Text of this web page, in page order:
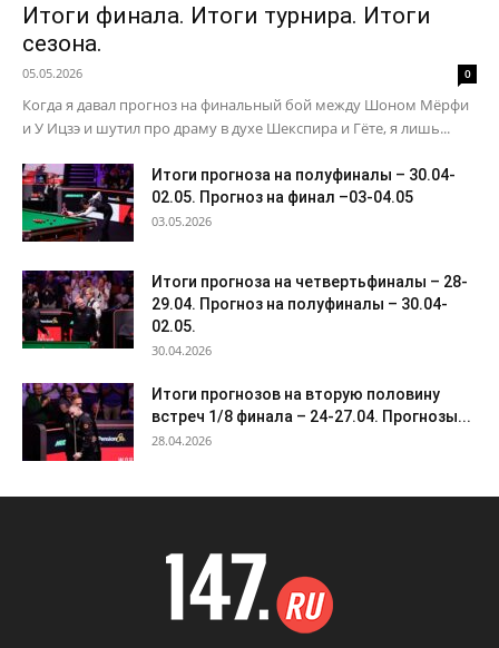
Итоги финала. Итоги турнира. Итоги
сезона.
05.05.2026 0
Когда я давал прогноз на финальный бой между Шоном Мёрфи
и У Ицзэ и шутил про драму в духе Шекспира и Гёте, я лишь...
Итоги прогноза на полуфиналы – 30.04-
02.05. Прогноз на финал –03-04.05
03.05.2026
Итоги прогноза на четвертьфиналы – 28-
29.04. Прогноз на полуфиналы – 30.04-
02.05.
30.04.2026
Итоги прогнозов на вторую половину
встреч 1/8 финала – 24-27.04. Прогнозы...
28.04.2026